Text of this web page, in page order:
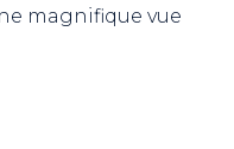
magnifique vue